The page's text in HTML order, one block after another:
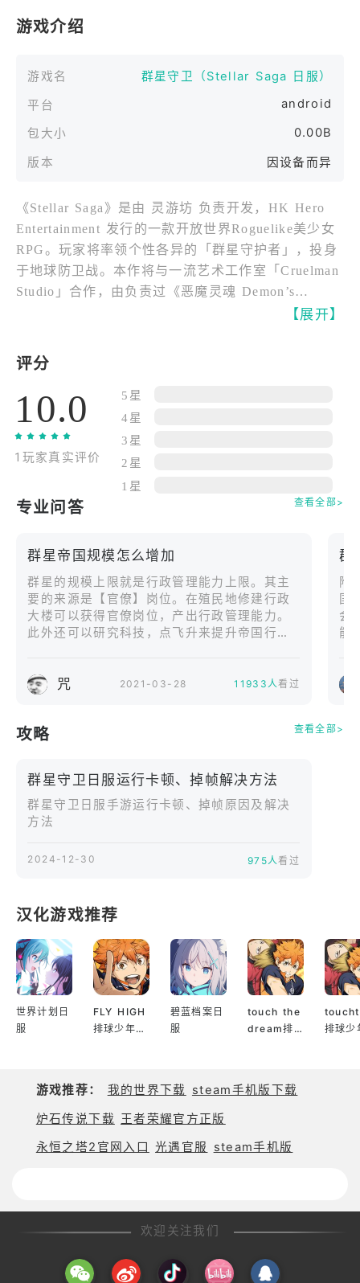
游戏介绍
游戏名
群星守卫（Stellar Saga 日服）
平台
android
包大小 0.00B
版本 因设备而异
《Stellar Saga》是由 灵游坊 负责开发，HK Hero
Entertainment 发行的一款开放世界Roguelike美少女
RPG。玩家将率领个性各异的「群星守护者」，投身
于地球防卫战。本作将与一流艺术工作室「Cruelman
Studio」合作，由负责过《恶魔灵魂 Demon’s
Souls》《黑暗灵魂 DARK SOULS》等概念美术设
精致笔触绘制出的100多位美少女角色，将装备各具
特色的机甲作为「群星守护者」在游戏中登场。为了
展现机甲战斗的魄力和美少女的独特个性，本作采用
「Cruelman Studio」竭尽全力制作的动画并搭配一流
声优为角色配音，致力为玩家带来视听上的享受。
游戏舞台设立于遥远未来的硬核科幻世界。在距地球
主义者」一派间流传着古老的预言——被宇宙群星所
选中的生命「星选者」终有一日会为带来终结。随着
「和平主义者」长年在宇宙中进行着探查，终于在遥
远的银河系猎户臂中所属太阳系的一颗小小蓝色星球
【部分参演声优】
【展开】
评分
10.0
1玩家真实评价
5星
4星
3星
2星
1星
专业问答 查看全部>
群星帝国规模怎么增加
群星的规模上限就是行政管理能力上限。其主
要的来源是【官僚】岗位。在殖民地修建行政
大楼可以获得官僚岗位，产出行政管理能力。
此外还可以研究科技，点飞升来提升帝国行政
咒 2021-03-28 11933人看过
群
附
国
会
能
攻略 查看全部>
群星守卫日服运行卡顿、掉帧解决方法
群星守卫日服手游运行卡顿、掉帧原因及解决
方法
2024-12-30 975人看过
汉化游戏推荐
世界计划日
服
FLY HIGH
排球少年日
碧蓝档案日
服
touch the
dream排
排球少
游戏推荐： 我的世界下载 steam手机版下载
炉石传说下载 王者荣耀官方正版
永恒之塔2官网入口
光遇官服 steam手机版
欢迎关注我们